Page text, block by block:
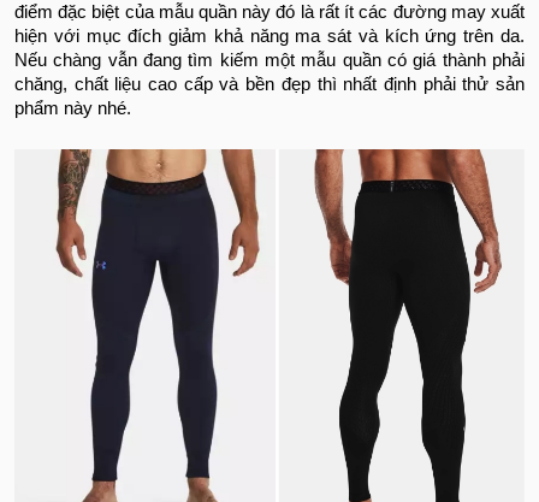
điểm đặc biệt của mẫu quần này đó là rất ít các đường may xuất
hiện với mục đích giảm khả năng ma sát và kích ứng trên da.
Nếu chàng vẫn đang tìm kiếm một mẫu quần có giá thành phải
chăng, chất liệu cao cấp và bền đẹp thì nhất định phải thử sản
phẩm này nhé.